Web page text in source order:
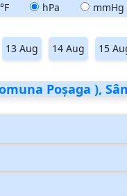
°F hPa mmHg
13 Aug 14 Aug 15
Poşaga ),